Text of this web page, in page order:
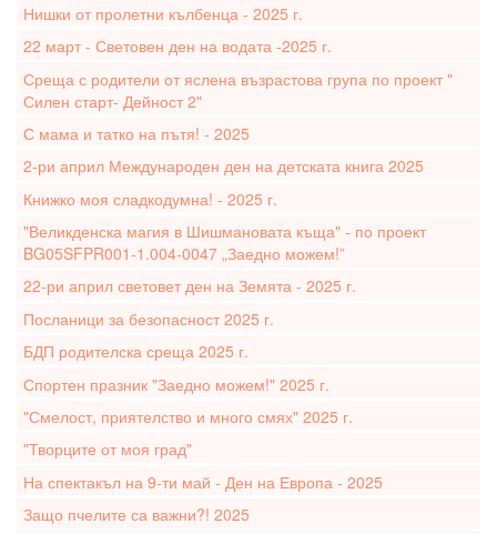
Нишки от пролетни кълбенца - 2025 г.
22 март - Световен ден на водата -2025 г.
Среща с родители от яслена възрастова група по проект "
Силен старт- Дейност 2"
С мама и татко на пътя! - 2025
2-ри април Международен ден на детската книга 2025
Книжко моя сладкодумна! - 2025 г.
"Великденска магия в Шишмановата къща" - по проект
BG05SFPR001-1.004-0047 „Заедно можем!”
22-ри април световет ден на Земята - 2025 г.
Посланици за безопасност 2025 г.
БДП родителска среща 2025 г.
Спортен празник "Заедно можем!" 2025 г.
"Смелост, приятелство и много смях" 2025 г.
"Творците от моя град"
На спектакъл на 9-ти май - Ден на Европа - 2025
Защо пчелите са важни?! 2025